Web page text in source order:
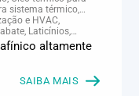
sistema térmico,
térmica
e HVAC,
Laticínios,
e
altamente
SAIBA MAIS